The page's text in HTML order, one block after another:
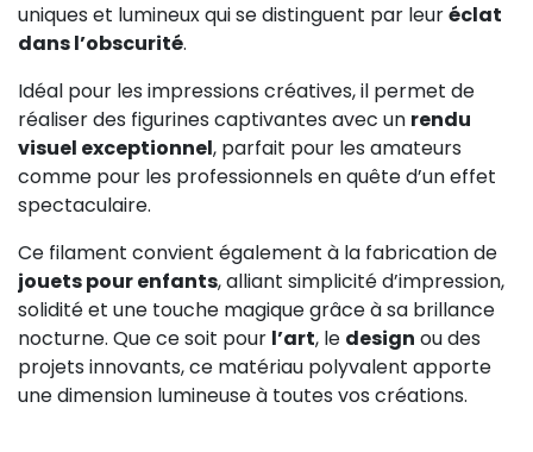
uniques et lumineux qui se distinguent par leuréclat
dans l’obscurité.
Idéal pour les impressions créatives, il permet de
réaliser des figurines captivantes avec un rendu
visuel exceptionnel, parfait pour les amateurs
comme pour les professionnels en quête d’un effet
spectaculaire.
Ce filament convient également à la fabrication de
jouets pour enfants, alliant simplicité d’impression,
solidité et une touche magique grâce à sa brillance
nocturne. Que ce soit pour l’art, le design ou des
projets innovants, ce matériau polyvalent apporte
une dimension lumineuse à toutes vos créations.